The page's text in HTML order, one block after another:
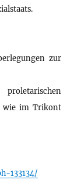
zur
wie im Trikont
133134/